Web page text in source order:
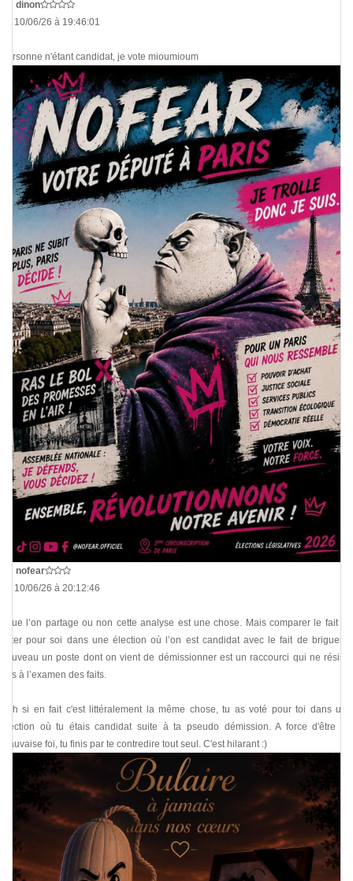
dinon
Le 10/06/26 à 19:46:01
Personne n'étant candidat, je vote mioumioum
nofear
Le 10/06/26 à 20:12:46
*Que l’on partage ou non cette analyse est une chose. Mais comparer le fait de
voter pour soi dans une élection où l’on est candidat avec le fait de briguer à
nouveau un poste dont on vient de démissionner est un raccourci qui ne résiste
pas à l’examen des faits.
Bah si en fait c'est littéralement la même chose, tu as voté pour toi dans une
élection où tu étais candidat suite à ta pseudo démission. A force d'être de
mauvaise foi, tu finis par te contredire tout seul. C'est hilarant :)